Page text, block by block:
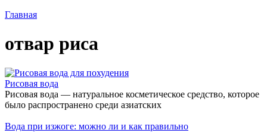
Главная
отвар риса
Рисовая вода
Рисовая вода — натуральное косметическое средство, которое
было распространено среди азиатских
Вода при изжоге: можно ли и как правильно